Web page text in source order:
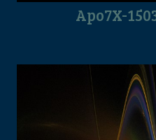
Apo7X-